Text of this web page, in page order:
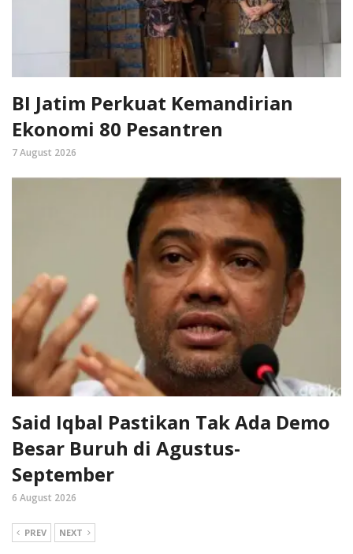
BI Jatim Perkuat Kemandirian
Ekonomi 80 Pesantren
7 August 2026
Said Iqbal Pastikan Tak Ada Demo
Besar Buruh di Agustus-
September
6 August 2026
PREV NEXT